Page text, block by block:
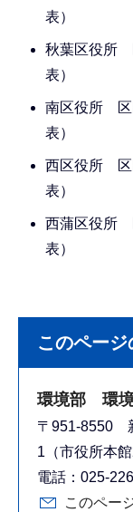
表）
秋葉区役所
表）
南区役所 区
表）
西区役所 区
表）
西蒲区役所
表）
このページ
環境部 環
〒951-8550
1（市役所本館
電話：025-
このペー